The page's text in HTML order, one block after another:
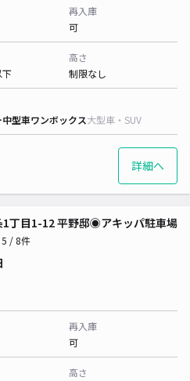
再入庫
可
高さ
制限なし
中型車ワンボックス大型車・SUV
詳細へ
1丁目1-12 平野邸◉アキッパ駐車場
5 / 8件
再入庫
可
高さ